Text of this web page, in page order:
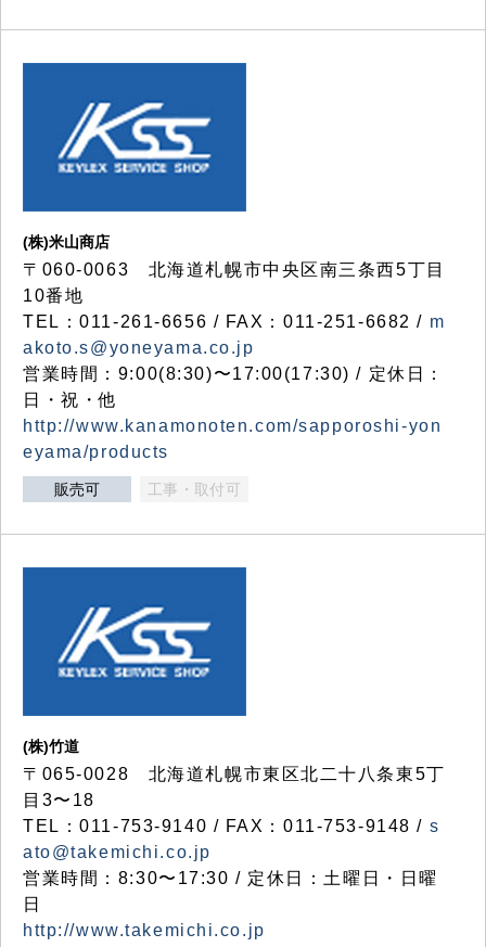
(株)米山商店
〒060-0063 北海道札幌市中央区南三条西5丁目
10番地
TEL：011-261-6656 / FAX：011-251-6682 / m
akoto.s@yoneyama.co.jp
営業時間：9:00(8:30)〜17:00(17:30) / 定休日：
日・祝・他
http://www.kanamonoten.com/sapporoshi-yon
eyama/products
販売可 工事・取付可
(株)竹道
〒065-0028 北海道札幌市東区北二十八条東5丁
目3〜18
TEL：011-753-9140 / FAX：011-753-9148 / s
ato@takemichi.co.jp
営業時間：8:30〜17:30 / 定休日：土曜日・日曜
日
http://www.takemichi.co.jp